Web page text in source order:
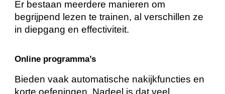
Er bestaan meerdere manieren om
begrijpend lezen te trainen, al verschillen ze
in diepgang en effectiviteit.
Online programma’s
Bieden vaak automatische nakijkfuncties en
korte oefeningen. Nadeel is dat veel